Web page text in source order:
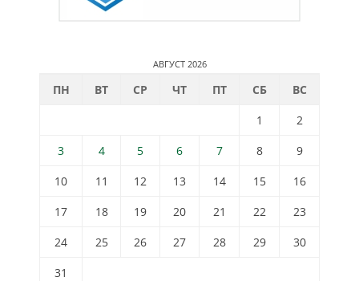
АВГУСТ 2026
ПН ВТ СР ЧТ ПТ СБ
ВС
1
2
3
4 5 6 7 8
9
10
11 12 13 14 15
16
17
18 19 20 21 22
23
24
25 26 27 28 29
30
31